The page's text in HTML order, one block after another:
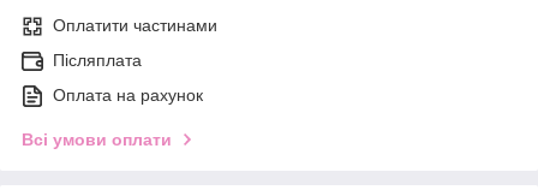
Оплатити частинами
Післяплата
Оплата на рахунок
Всі умови оплати